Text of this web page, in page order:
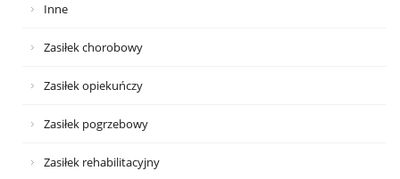
Inne
Zasiłek chorobowy
Zasiłek opiekuńczy
Zasiłek pogrzebowy
Zasiłek rehabilitacyjny